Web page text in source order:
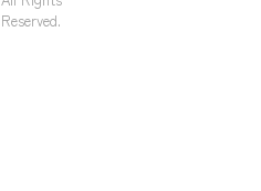
Reserved.